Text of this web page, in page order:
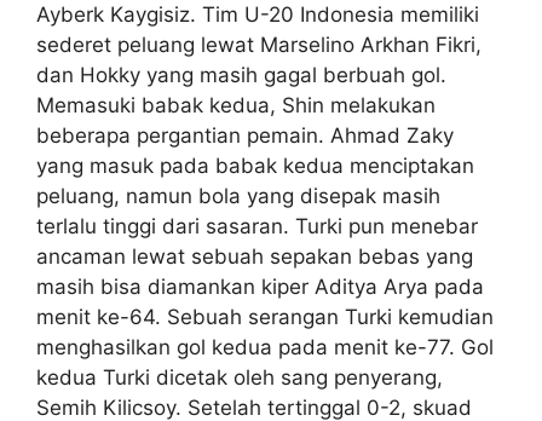
Ayberk Kaygisiz. Tim U-20 Indonesia memiliki
sederet peluang lewat Marselino Arkhan Fikri,
dan Hokky yang masih gagal berbuah gol.
Memasuki babak kedua, Shin melakukan
beberapa pergantian pemain. Ahmad Zaky
yang masuk pada babak kedua menciptakan
peluang, namun bola yang disepak masih
terlalu tinggi dari sasaran. Turki pun menebar
ancaman lewat sebuah sepakan bebas yang
masih bisa diamankan kiper Aditya Arya pada
menit ke-64. Sebuah serangan Turki kemudian
menghasilkan gol kedua pada menit ke-77. Gol
kedua Turki dicetak oleh sang penyerang,
Semih Kilicsoy. Setelah tertinggal 0-2, skuad